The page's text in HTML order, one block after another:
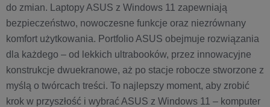
do zmian. Laptopy ASUS z Windows 11 zapewniają
bezpieczeństwo, nowoczesne funkcje oraz niezrównany
komfort użytkowania. Portfolio ASUS obejmuje rozwiązania
dla każdego – od lekkich ultrabooków, przez innowacyjne
konstrukcje dwuekranowe, aż po stacje robocze stworzone z
myślą o twórcach treści. To najlepszy moment, aby zrobić
krok w przyszłość i wybrać ASUS z Windows 11 – komputer